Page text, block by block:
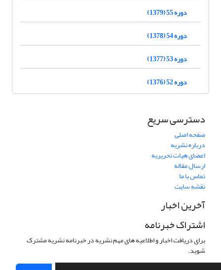
دوره 55 (1379)
دوره 54 (1378)
دوره 53 (1377)
دوره 52 (1376)
دسترسی سریع
صفحه اصلی
درباره نشریه
اعضای هیات تحریریه
ارسال مقاله
تماس با ما
نقشه سایت
آخرین اخبار
اشتراک خبرنامه
برای دریافت اخبار و اطلاعیه های مهم نشریه در خبرنامه نشریه مشترک
شوید.